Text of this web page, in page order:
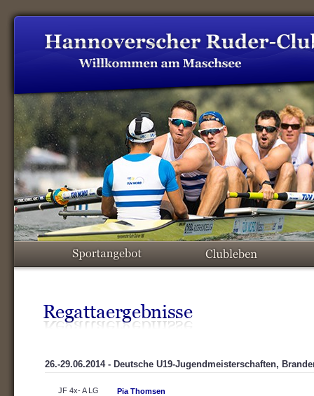
26.-29.06.2014 - Deutsche U19-Jugendmeisterschaften,
JF 4x- A LG
Pia Thomsen